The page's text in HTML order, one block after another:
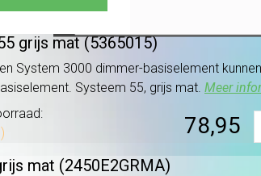
grijs mat (5365015)
System 3000 dimmer-basiselement
Systeem 55, grijs mat. Meer
78,95
mat (2450E2GRMA)